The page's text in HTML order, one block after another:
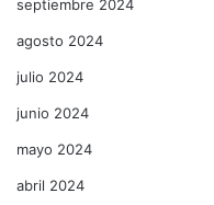
septiembre 2024
agosto 2024
julio 2024
junio 2024
mayo 2024
abril 2024